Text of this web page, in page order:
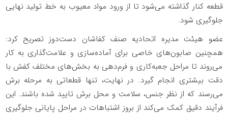
قطعه کنار گذاشته می‌شود تا از ورود مواد معیوب به خط تولید نهایی
جلوگیری شود.
عضو هیئت مدیره اتحادیه صنف کفاشان دست‌دوز تصریح کرد:
همچنین صابون‌های خاصی برای آماده‌سازی و علامت‌گذاری به کار
می‌روند تا مراحل جعبه‌کاری و فرم‌دهی به بخش‌های مختلف کفش با
دقت بیشتری انجام گیرد. در نهایت، تنها قطعاتی به مرحله برش
می‌رسند که از نظر جنس، سلامت و محل برش تایید شده باشند. این
فرآیند دقیق کمک می‌کند از بروز اشتباهات در مراحل پایانی جلوگیری